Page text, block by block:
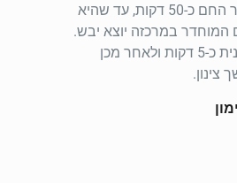
אופים את הכיכר בתנור החם כ-50 דקות, עד שהיא
המוחדר במרכזה יוצא יבש.
מניחים להתקרר בתבנית כ-5 דקות ולאחר מכן
צינון.